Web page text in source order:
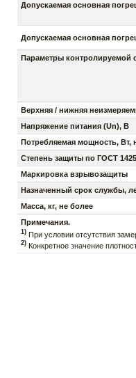
Допускаемая основная
Допускаемая основная
Параметры контролируемой
Верхняя / нижняя
Напряжение питания (Un), В
Потребляемая мощность, Вт,
Степень защиты по ГОСТ
Маркировка взрывозащиты
Назначенный срок службы,
Масса, кг, не более
Примечания.
1) При условии отсутствия
2) Конкретное значение